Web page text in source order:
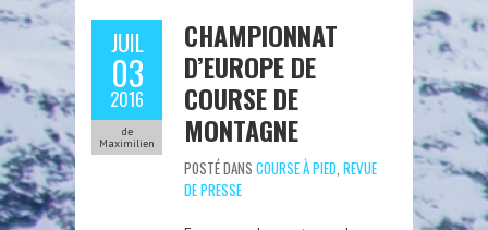
JUIL
03
2016
de
Maximilien
CHAMPIONNAT
D’EUROPE DE
COURSE DE
MONTAGNE
POSTÉ DANS COURSE À PIED REVUE
DE PRESSE